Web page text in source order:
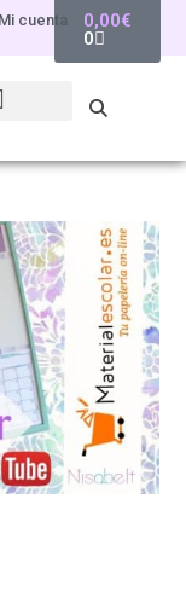
Mi cuenta 0,00€
0